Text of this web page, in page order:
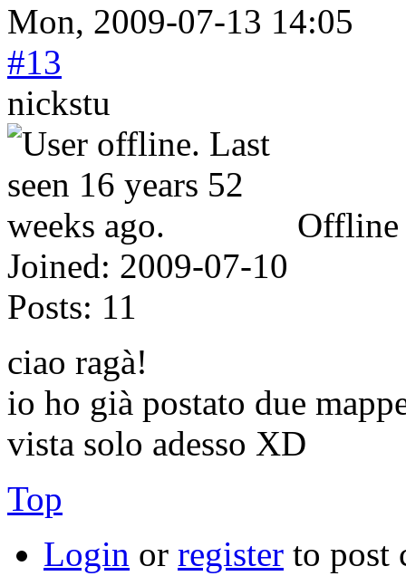
Mon, 2009-07-13 14:05
#13
nickstu
Offline
Joined: 2009-07-10
Posts: 11
ciao ragà!
io ho già postato due
vista solo adesso XD
Top
Login or register to post